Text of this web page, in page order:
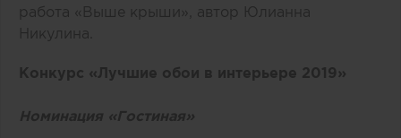
работа «Выше крыши» , автор Юлианна
Никулина
Конкурс «Лучшие обои в интерьере 2019»
Номинация «Гостиная»